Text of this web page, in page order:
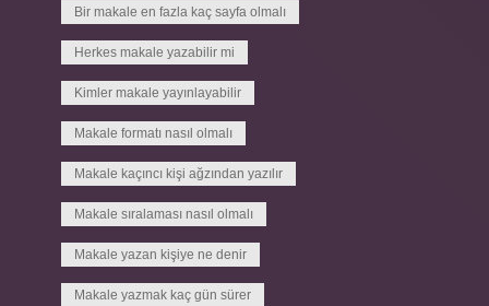
Bir makale en fazla kaç sayfa olmalı
Herkes makale yazabilir mi
Kimler makale yayınlayabilir
Makale formatı nasıl olmalı
Makale kaçıncı kişi ağzından yazılır
Makale sıralaması nasıl olmalı
Makale yazan kişiye ne denir
Makale yazmak kaç gün sürer